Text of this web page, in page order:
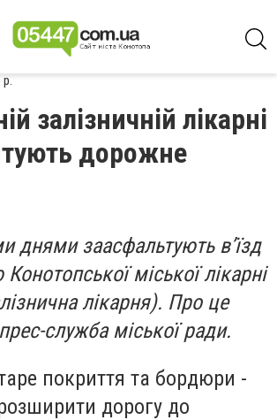
залізничній лікарні
дорожне
днями заасфальтують в’їзд
міської лікарні
лікарня). Про це
служба міської ради.
покриття та бордюри -
дорогу до